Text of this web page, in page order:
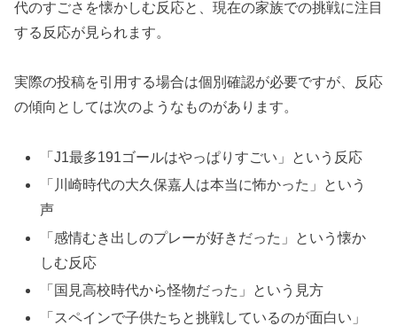
代のすごさを懐かしむ反応と、現在の家族での挑戦に注目
する反応が見られます。
実際の投稿を引用する場合は個別確認が必要ですが、反応
の傾向としては次のようなものがあります。
「J1最多191ゴールはやっぱりすごい」という反応
「川崎時代の大久保嘉人は本当に怖かった」という
声
「感情むき出しのプレーが好きだった」という懐か
しむ反応
「国見高校時代から怪物だった」という見方
「スペインで子供たちと挑戦しているのが面白い」